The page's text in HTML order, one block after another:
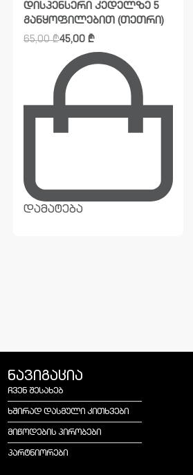
დისპენსერი კედელზე 5
განყოფილებით (თეთრი)
65,00₾45,00₾
დამატება
ნავიგაცია
ჩვენ შესახებ
ხშირად დასმული კითხვები
მიწოდების პირობები
პარტნიორები